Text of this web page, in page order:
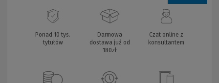
Ponad 10 tys.
tytułów
Darmowa
dostawa już od
180zł
Czat online z
konsultantem